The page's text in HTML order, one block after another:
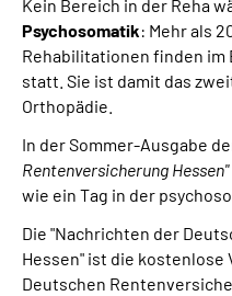
Kein Bereich in der Reha
Psychosomatik: Mehr als
Rehabilitationen finden im
statt. Sie ist damit das
Orthopädie.
In der Sommer-Ausgabe
Rentenversicherung Hessen"
wie ein Tag in der
Die "Nachrichten der
Hessen" ist die
Deutschen